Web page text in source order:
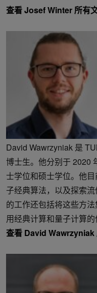
查看 Josef Winter 所有
David Wawrzyniak 是
博士生。他分别于 2020
士学位和硕士学位。他
子经典算法，以及探索
的工作还包括将这些方
用经典计算和量子计算的
查看 David Wawrzyniak